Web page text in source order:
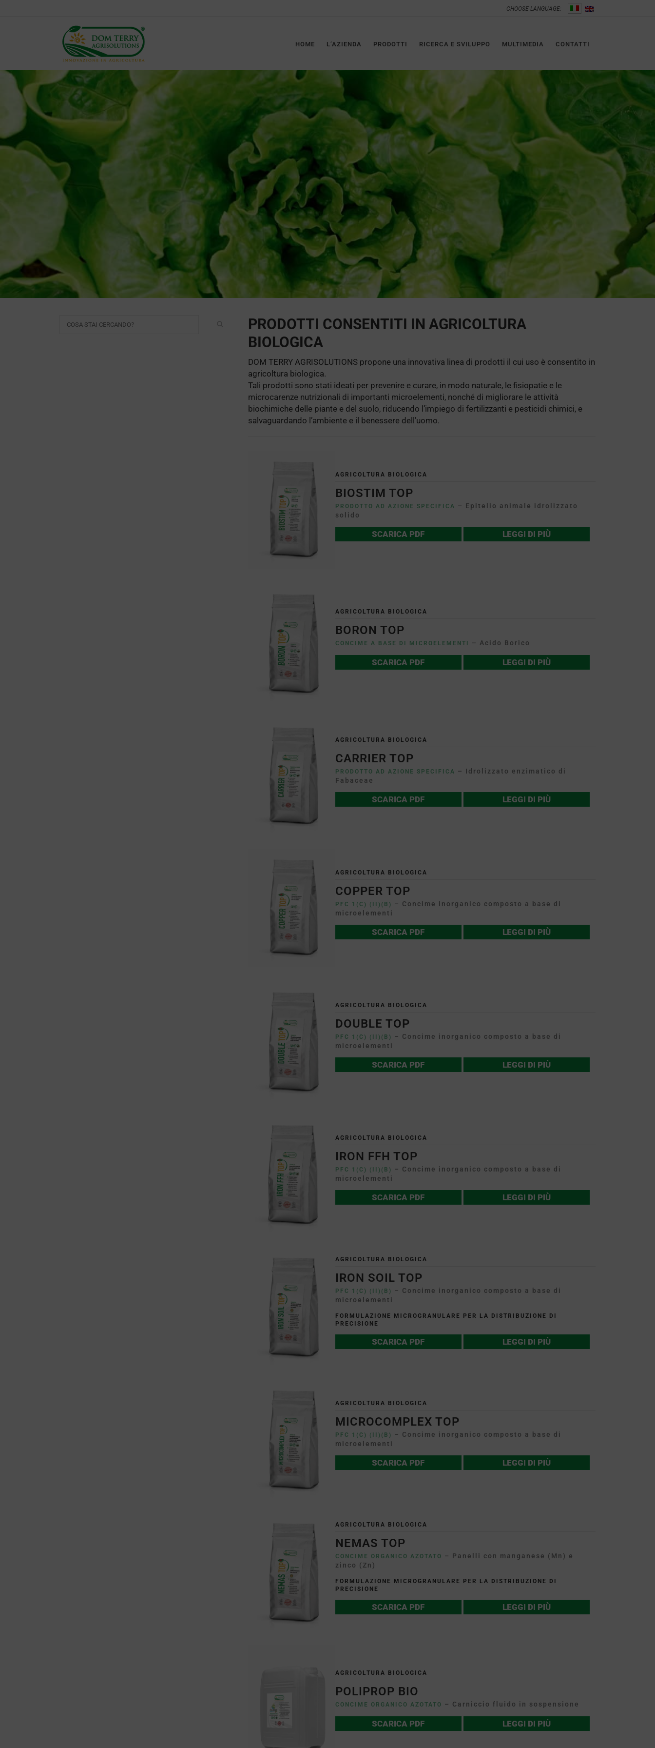
CHOOSE LANGUAGE:
HOME L’AZIENDA PRODOTTI RICERCA E SVILUPPO MULTIMEDIA CONTATTI
PRODOTTI CONSENTITI IN AGRICOLTURA
BIOLOGICA
DOM TERRY AGRISOLUTIONS propone una innovativa linea di prodotti il cui uso è consentito in
agricoltura biologica.
Tali prodotti sono stati ideati per prevenire e curare, in modo naturale, le fisiopatie e le
microcarenze nutrizionali di importanti microelementi, nonché di migliorare le attività
biochimiche delle piante e del suolo, riducendo l’impiego di fertilizzanti e pesticidi chimici, e
salvaguardando l’ambiente e il benessere dell’uomo.
AGRICOLTURA BIOLOGICA
BIOSTIM TOP
PRODOTTO AD AZIONE SPECIFICA – Epitelio animale idrolizzato
solido
SCARICA PDF LEGGI DI PIÙ
AGRICOLTURA BIOLOGICA
BORON TOP
CONCIME A BASE DI MICROELEMENTI – Acido Borico
SCARICA PDF LEGGI DI PIÙ
AGRICOLTURA BIOLOGICA
CARRIER TOP
PRODOTTO AD AZIONE SPECIFICA – Idrolizzato enzimatico di
Fabaceae
SCARICA PDF LEGGI DI PIÙ
AGRICOLTURA BIOLOGICA
COPPER TOP
PFC 1(C) (II)(B) – Concime inorganico composto a base di
microelementi
SCARICA PDF LEGGI DI PIÙ
AGRICOLTURA BIOLOGICA
DOUBLE TOP
PFC 1(C) (II)(B) – Concime inorganico composto a base di
microelementi
SCARICA PDF LEGGI DI PIÙ
AGRICOLTURA BIOLOGICA
IRON FFH TOP
PFC 1(C) (II)(B) – Concime inorganico composto a base di
microelementi
SCARICA PDF LEGGI DI PIÙ
AGRICOLTURA BIOLOGICA
IRON SOIL TOP
PFC 1(C) (II)(B) – Concime inorganico composto a base di
microelementi
FORMULAZIONE MICROGRANULARE PER LA DISTRIBUZIONE DI
PRECISIONE
SCARICA PDF LEGGI DI PIÙ
AGRICOLTURA BIOLOGICA
MICROCOMPLEX TOP
PFC 1(C) (II)(B) – Concime inorganico composto a base di
microelementi
SCARICA PDF LEGGI DI PIÙ
AGRICOLTURA BIOLOGICA
NEMAS TOP
CONCIME ORGANICO AZOTATO – Panelli con manganese (Mn) e
zinco (Zn)
FORMULAZIONE MICROGRANULARE PER LA DISTRIBUZIONE DI
PRECISIONE
SCARICA PDF LEGGI DI PIÙ
AGRICOLTURA BIOLOGICA
POLIPROP BIO
CONCIME ORGANICO AZOTATO – Carniccio fluido in sospensione
SCARICA PDF LEGGI DI PIÙ